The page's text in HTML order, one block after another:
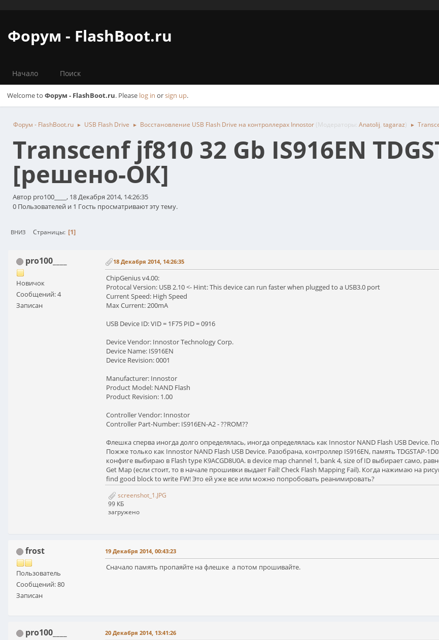
Форум - FlashBoot.ru
Начало Поиск
Welcome to Форум - FlashBoot.ru. Please log in orsign up.
Форум - FlashBoot.ru ► USB Flash Drive ► Восстановление USB Flash Drive на контроллерах Innostor (Модераторы: Anatolij, tagaraz) ►
Transcenf jf810 32 Gb IS916EN
[решено-ОК]
Автор pro100____, 18 Декабря 2014, 14:26:35
0 Пользователей и 1 Гость просматривают эту тему.
ВНИЗ Страницы 1
pro100____
Новичок
Сообщений: 4
Записан
18 Декабря 2014, 14:26:35
ChipGenius v4.00:
Protocal Version: USB 2.10 <- Hint: This device can run faster when plugged to a USB3.0 port
Current Speed: High Speed
Max Current: 200mA
USB Device ID: VID = 1F75 PID = 0916
Device Vendor: Innostor Technology Corp.
Device Name: IS916EN
Device Revision: 0001
Manufacturer: Innostor
Product Model: NAND Flash
Product Revision: 1.00
Controller Vendor: Innostor
Controller Part-Number: IS916EN-A2 - ??ROM??
Флешка сперва иногда долго определялась, иногда определялась как Innostor NAND Flash USB
Пожже только как Innostor NAND Flash USB Device. Разобрана, контроллер IS916EN, память TDGSTAP-
конфиге выбираю в Flash type K9ACGD8U0A. в device map channel 1, bank 4, size of ID выбирает само,
Get Map (если стоит, то в начале прошивки выдает Fail! Check Flash Mapping Fail). Когда нажимаю на
find good block to write FW! Это ей уже все или можно попробовать реанимировать?
screenshot_1.JPG
99 КБ
загружено
frost
Пользователь
Сообщений: 80
Записан
19 Декабря 2014, 00:43:23
Сначало память пропаяйте на флешке а потом прошивайте.
pro100____ 20 Декабря 2014, 13:41:26